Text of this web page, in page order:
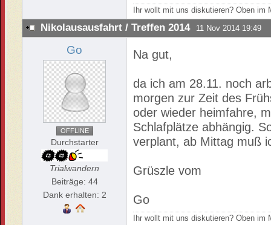
Ihr wollt mit uns diskutieren? Oben
Nikolausausfahrt / Treffen 2014 11 Nov 2014 19:49
Go
OFFLINE
Durchstarter
Trialwandern
Beiträge: 44
Dank erhalten: 2
Na gut,
da ich am 28.11. noch
morgen zur Zeit des
oder wieder heimfahre,
Schlafplätze abhängig.
verplant, ab Mittag muß
Grüszle vom
Go
Ihr wollt mit uns diskutieren? Oben